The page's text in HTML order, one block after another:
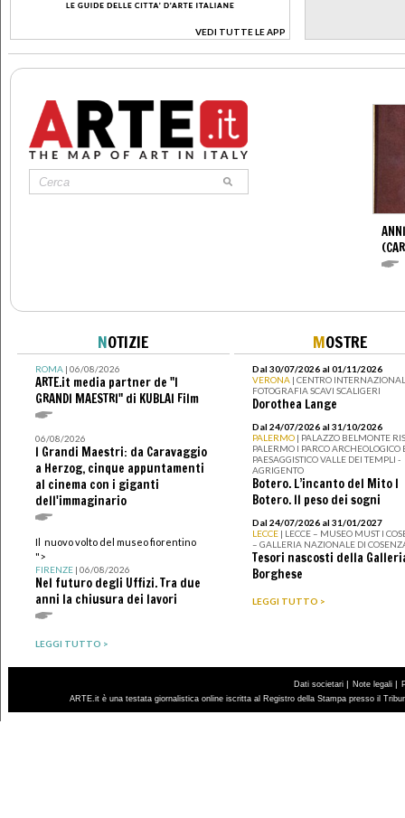
VEDI TUTTE LE APP
>
NOTIZIE
ROMA| 06/08/2026
ARTE.it media partner de "I
GRANDI MAESTRI" di KUBLAI Film
06/08/2026
I Grandi Maestri: da Caravaggio
a Herzog, cinque appuntamenti
al cinema con i giganti
dell'immaginario
Il nuovo volto del museo fiorentino
">
FIRENZE| 06/08/2026
Nel futuro degli Uffizi. Tra due
anni la chiusura dei lavori
LEGGI TUTTO >
MOSTRE
Dal 30/07/2026 al 01/11/2026
VERONA | CENTRO
FOTOGRAFIA SCAVI SCALIGERI
Dorothea Lange
Dal 24/07/2026 al 31/10/2026
PALERMO | PALAZZO BELMONTE
PALERMO I PARCO ARCHEOLOGICO
PAESAGGISTICO VALLE DEI TEMPLI -
AGRIGENTO
Botero. L’incanto del Mito I
Botero. Il peso dei sogni
Dal 24/07/2026 al 31/01/2027
LECCE | LECCE – MUSEO MUST I
– GALLERIA NAZIONALE DI
Tesori nascosti della
Borghese
LEGGI TUTTO >
Dati societari | Note legali |
ARTE.it è una testata giornalistica online iscritta al Registro della Stampa presso il